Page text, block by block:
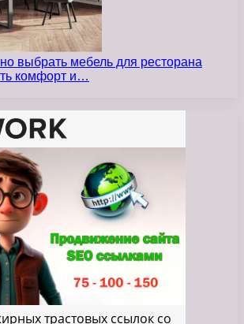
выбрать мебель для ресторана
комфорт и…